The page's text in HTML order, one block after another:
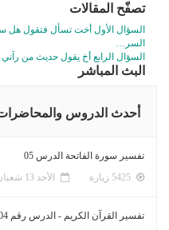
تصفّح المقالات
السؤال الأول أخت تسأل فتقول هل
السر…
السؤال الرابع أخ يقول حديث من
البث المباشر
أحدث الدروس
تفسير سورة الفاتحة الدرس 05
الأحد 13 شعبان 1447ﻫ 1-2-2026م
تفسير القرآن الكريم - الدرس رقم 04